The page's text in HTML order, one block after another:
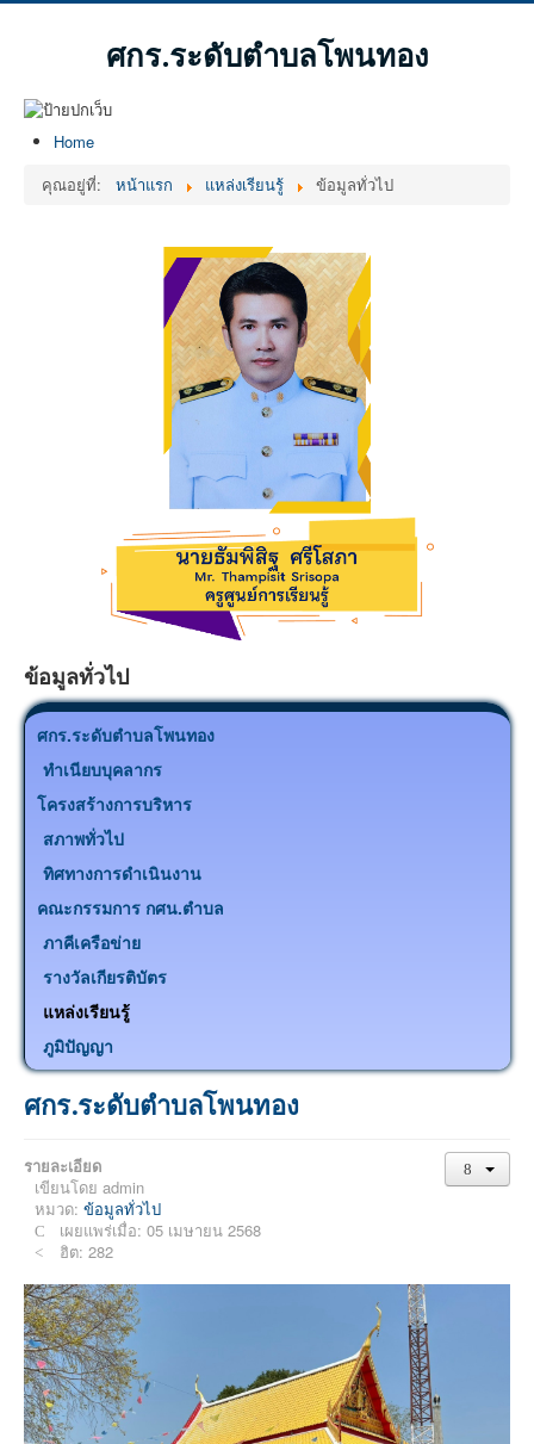
ศกร.ระดับตำบลโพนทอง
Home
คุณอยู่ที่:
หน้าแรก แหล่งเรียนรู้ ข้อมูลทั่วไป
ข้อมูลทั่วไป
ศกร.ระดับตำบลโพนทอง
ทำเนียบบุคลากร
โครงสร้างการบริหาร
สภาพทั่วไป
ทิศทางการดำเนินงาน
คณะกรรมการ กศน.ตำบล
ภาคีเครือข่าย
รางวัลเกียรติบัตร
แหล่งเรียนรู้
ภูมิปัญญา
ศกร.ระดับตำบลโพนทอง
รายละเอียด
เขียนโดย admin
หมวด: ข้อมูลทั่วไป
เผยแพร่เมื่อ: 05 เมษายน 2568
ฮิต: 282